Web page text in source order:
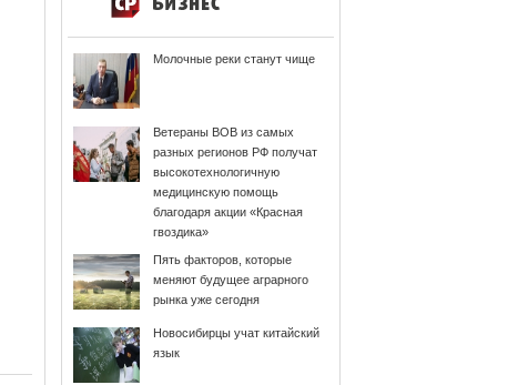
Молочные реки станут чище
Ветераны ВОВ из самых
разных регионов РФ получат
высокотехнологичную
медицинскую помощь
благодаря акции «Красная
гвоздика»
Пять факторов, которые
меняют будущее аграрного
рынка уже сегодня
Новосибирцы учат китайский
язык